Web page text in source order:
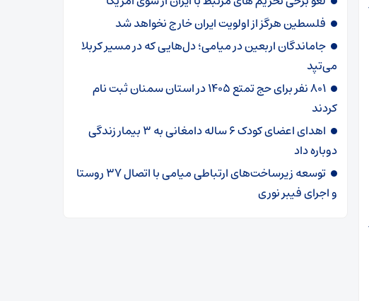
فلسطین هرگز از اولویت ایران خارج نخواهد شد
جاماندگان اربعین در میامی؛ دل‌هایی که در مسیر کربلا
می‌تپد
۸۰۱ نفر برای حج تمتع ۱۴۰۵ در استان سمنان ثبت نام
کردند
اهدای اعضای کودک ۶ ساله دامغانی به ۳ بیمار زندگی
دوباره داد
توسعه زیرساخت‌های ارتباطی میامی با اتصال ۳۷ روستا
و اجرای فیبر نوری